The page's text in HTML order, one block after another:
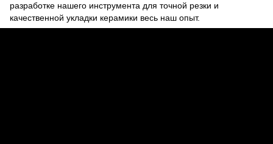
разработке нашего инструмента для точной резки и
качественной укладки керамики весь наш опыт.